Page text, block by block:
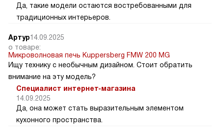
Да, такие модели остаются востребованными для
традиционных интерьеров.
Артур14.09.2025
о товаре:
Микроволновая печь Kuppersberg FMW 200 MG
Ищу технику с необычным дизайном. Стоит обратить
внимание на эту модель?
Специалист интернет-магазина
14.09.2025
Да, она может стать выразительным элементом
кухонного пространства.